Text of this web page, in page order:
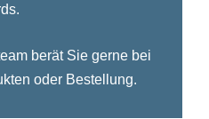
berät Sie gerne bei
oder Bestellung.